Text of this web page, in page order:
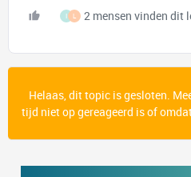
I L 2 mensen vinden dit
Helaas, dit topic is gesloten.
tijd niet op gereageerd is of